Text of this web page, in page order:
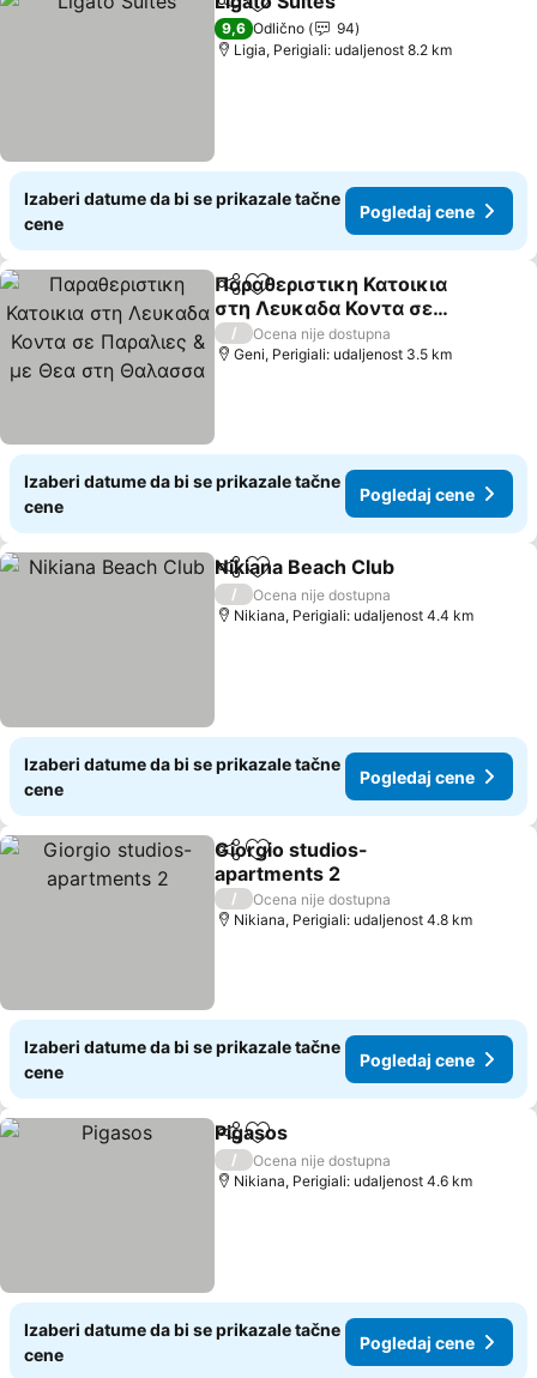
Deli Dodati u favorite
9,6 Odlično
94
Ligia, Perigiali: udaljenost 8.2 km
Izaberi datume da bi se prikazale tačne
cene
Pogledaj cene
Deli Dodati u favorite
Παραθεριστικη Κατοικια
στη Λευκαδα Κοντα σε
Παραλιες & με Θεα στη
Θαλασσα
/
Ocena nije dostupna
Geni, Perigiali: udaljenost 3.5 km
Izaberi datume da bi se prikazale tačne
cene
Pogledaj cene
Deli Dodati u favorite
Nikiana Beach Club
/
Ocena nije dostupna
Nikiana, Perigiali: udaljenost 4.4 km
Izaberi datume da bi se prikazale tačne
cene
Pogledaj cene
Deli Dodati u favorite
Giorgio studios-
apartments 2
/
Ocena nije dostupna
Nikiana, Perigiali: udaljenost 4.8 km
Izaberi datume da bi se prikazale tačne
cene
Pogledaj cene
Deli Dodati u favorite
Pigasos
/
Ocena nije dostupna
Nikiana, Perigiali: udaljenost 4.6 km
Izaberi datume da bi se prikazale tačne
cene
Pogledaj cene